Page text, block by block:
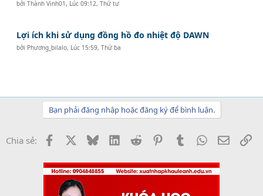
bởiThành Vinh01, Lúc 09:12, Thứ tư
Lợi ích khi sử dụng đồng hồ đo nhiệt độ DAWN
bởi Phương_bilalo, Lúc 15:59, Thứ ba
Bạn phải đăng nhập hoặc đăng ký để bình luận.
Chia sẻ: Facebook BlueskyLinkedInReddit PinterestTumblrWhatsApp
Email